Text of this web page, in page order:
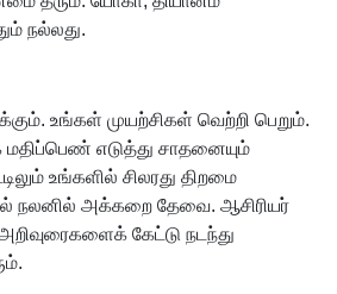
நல்லது.
உங்கள் முயற்சிகள் வெற்றி பெறும்.
மதிப்பெண் எடுத்து சாதனையும்
உங்களில் சிலரது திறமை
நலனில் அக்கறை தேவை. ஆசிரியர்
கேட்டு நடந்து